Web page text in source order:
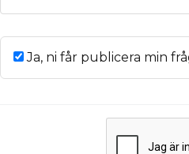
Ja, ni får publicera min